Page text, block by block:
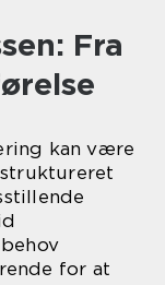
Fra
kan være
for at